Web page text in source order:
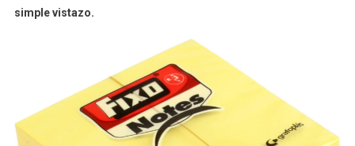
simple vistazo.